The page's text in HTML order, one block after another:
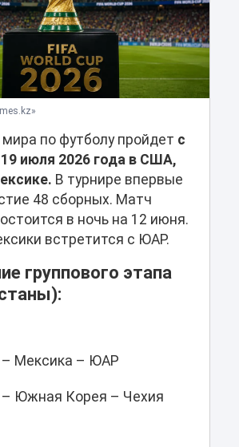
по футболу пройдет с
июля 2026 года в США,
В турнире впервые
48 сборных. Матч
в ночь на 12 июня.
встретится с ЮАР.
группового этапа
– Мексика – ЮАР
– Южная Корея – Чехия